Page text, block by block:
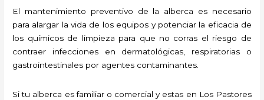
El mantenimiento preventivo de la alberca es necesario
para alargar la vida de los equipos y potenciar la eficacia de
los químicos de limpieza para que no corras el riesgo de
contraer infecciones en dermatológicas, respiratorias o
gastrointestinales por agentes contaminantes.
Si tu alberca es familiar o comercial y estas en Los Pastores